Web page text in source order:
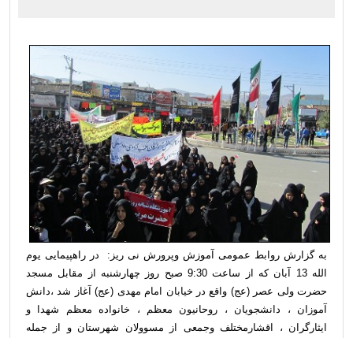
به گزارش روابط عمومی آموزش وپرورش نی ریز: در راهپیمایی یوم
الله 13 آبان که از ساعت 9:30 صبح روز چهارشنبه از مقابل مسجد
حضرت ولی عصر (عج) واقع در خیابان امام مهدی (عج) آغاز شد ،دانش
آموزان ، دانشجویان ، روحانیون معظم ، خانواده معظم شهدا و
ایثارگران ، اقشارمختلف وجمعی از مسوولان شهرستان و از جمله